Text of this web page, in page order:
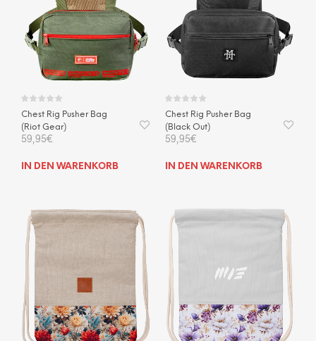
Chest Rig Pusher Bag
(Riot Gear)
59,95€
IN DEN WARENKORB
Chest Rig Pusher Bag
(Black Out)
59,95€
IN DEN WARENKORB